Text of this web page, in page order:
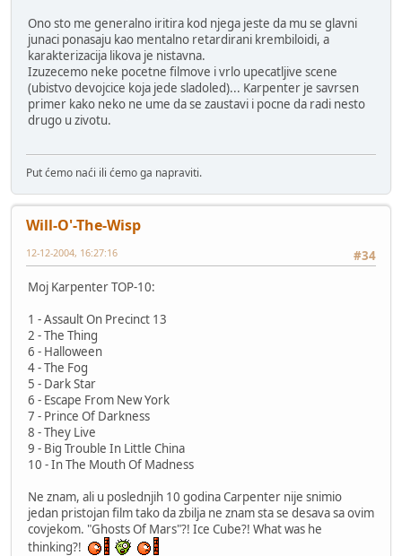
Ono sto me generalno iritira kod njega jeste da mu se glavni
junaci ponasaju kao mentalno retardirani krembiloidi, a
karakterizacija likova je nistavna.
Izuzecemo neke pocetne filmove i vrlo upecatljive scene
(ubistvo devojcice koja jede sladoled)... Karpenter je savrsen
primer kako neko ne ume da se zaustavi i pocne da radi nesto
drugo u zivotu.
Put ćemo naći ili ćemo ga napraviti.
Will-O'-The-Wisp
#34
12-12-2004, 16:27:16
Moj Karpenter TOP-10:
1 - Assault On Precinct 13
2 - The Thing
6 - Halloween
4 - The Fog
5 - Dark Star
6 - Escape From New York
7 - Prince Of Darkness
8 - They Live
9 - Big Trouble In Little China
10 - In The Mouth Of Madness
Ne znam, ali u poslednjih 10 godina Carpenter nije snimio
jedan pristojan film tako da zbilja ne znam sta se desava sa ovim
covjekom. "Ghosts Of Mars"?! Ice Cube?! What was he
thinking?!